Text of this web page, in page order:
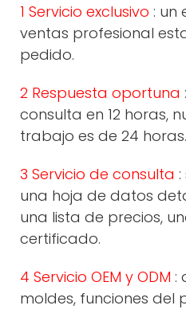
1 Servicio exclusivo : un
ventas profesional
pedido.
2 Respuesta oportuna
consulta en 12 horas,
trabajo es de 24 horas.
3 Servicio de consulta
una hoja de datos
una lista de precios,
certificado.
4 Servicio OEM y ODM :
moldes, funciones del